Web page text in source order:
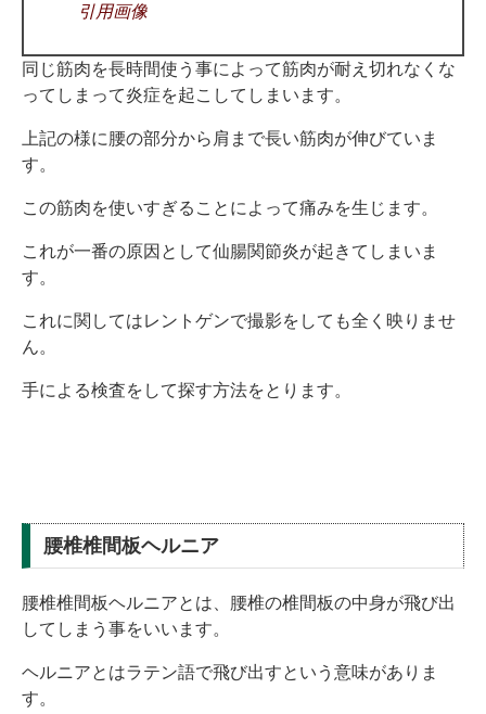
引用画像
同じ筋肉を長時間使う事によって筋肉が耐え切れなくな
ってしまって炎症を起こしてしまいます。
上記の様に腰の部分から肩まで長い筋肉が伸びていま
す。
この筋肉を使いすぎることによって痛みを生じます。
これが一番の原因として仙腸関節炎が起きてしまいま
す。
これに関してはレントゲンで撮影をしても全く映りませ
ん。
手による検査をして探す方法をとります。
腰椎椎間板ヘルニア
腰椎椎間板ヘルニアとは、腰椎の椎間板の中身が飛び出
してしまう事をいいます。
ヘルニアとはラテン語で飛び出すという意味がありま
す。